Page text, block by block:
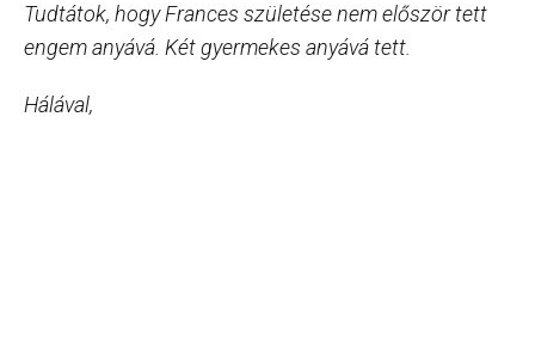
Tudtátok, hogy Frances születése nem először tett
engem anyává. Két gyermekes anyává tett.
Hálával,